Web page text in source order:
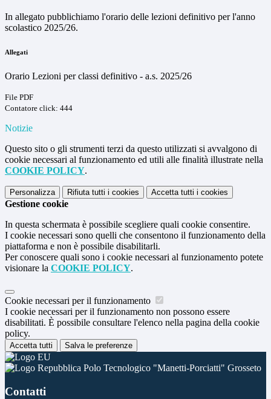
In allegato pubblichiamo l'orario delle lezioni definitivo per l'anno
scolastico 2025/26.
Allegati
Orario Lezioni per classi definitivo - a.s. 2025/26
File PDF
Contatore click: 444
Notizie
Questo sito o gli strumenti terzi da questo utilizzati si avvalgono di
cookie necessari al funzionamento ed utili alle finalità illustrate nella
COOKIE POLICY.
Personalizza Rifiuta tutti i cookies Accetta tutti i cookies
Gestione cookie
In questa schermata è possibile scegliere quali cookie consentire.
I cookie necessari sono quelli che consentono il funzionamento della
piattaforma e non è possibile disabilitarli.
Per conoscere quali sono i cookie necessari al funzionamento potete
visionare la COOKIE POLICY.
Cookie necessari per il funzionamento
I cookie necessari per il funzionamento non possono essere
disabilitati. È possibile consultare l'elenco nella pagina della cookie
policy.
Accetta tutti Salva le preferenze
Polo Tecnologico "Manetti-Porciatti" Grosseto
Contatti